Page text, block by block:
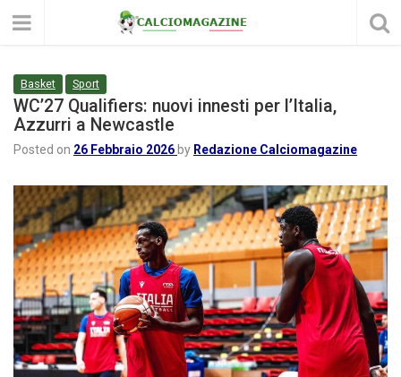
Basket Sport
WC’27 Qualifiers: nuovi innesti per l’Italia,
Azzurri a Newcastle
Posted on 26 Febbraio 2026 by Redazione Calciomagazine